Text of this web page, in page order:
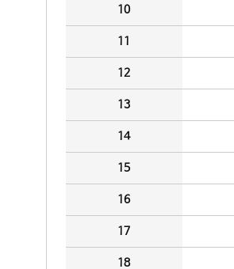
10
11
12
13
14
15
16
17
18